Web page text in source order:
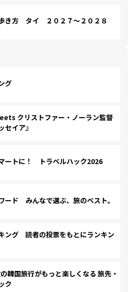
き方 タイ ２０２７～２０２８
グ
クリストファー・ノーラン監督
セイア』
ートに！ トラベルハック2026
ード みんなで選ぶ、旅のベスト。
ング 読者の投票をもとにランキン
国旅行がもっと楽しくなる 旅先・
ク